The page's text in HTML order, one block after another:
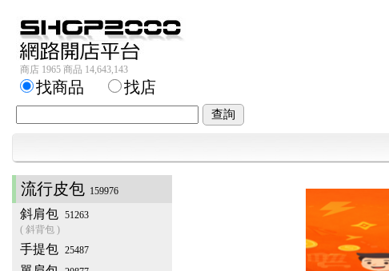
商店 1965 商品 14,643,143
找商品 找店
流行皮包 159976
斜肩包 51263
( 斜背包 )
手提包 25487